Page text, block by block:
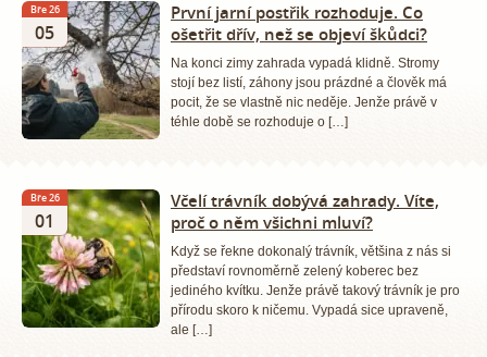
Bře 26
05
První jarní postřik rozhoduje. Co
ošetřit dřív, než se objeví škůdci?
Na konci zimy zahrada vypadá klidně. Stromy
stojí bez listí, záhony jsou prázdné a člověk má
pocit, že se vlastně nic neděje. Jenže právě v
téhle době se rozhoduje o […]
Bře 26
01
Včelí trávník dobývá zahrady. Víte,
proč o něm všichni mluví?
Když se řekne dokonalý trávník, většina z nás si
představí rovnoměrně zelený koberec bez
jediného kvítku. Jenže právě takový trávník je pro
přírodu skoro k ničemu. Vypadá sice upraveně,
ale […]